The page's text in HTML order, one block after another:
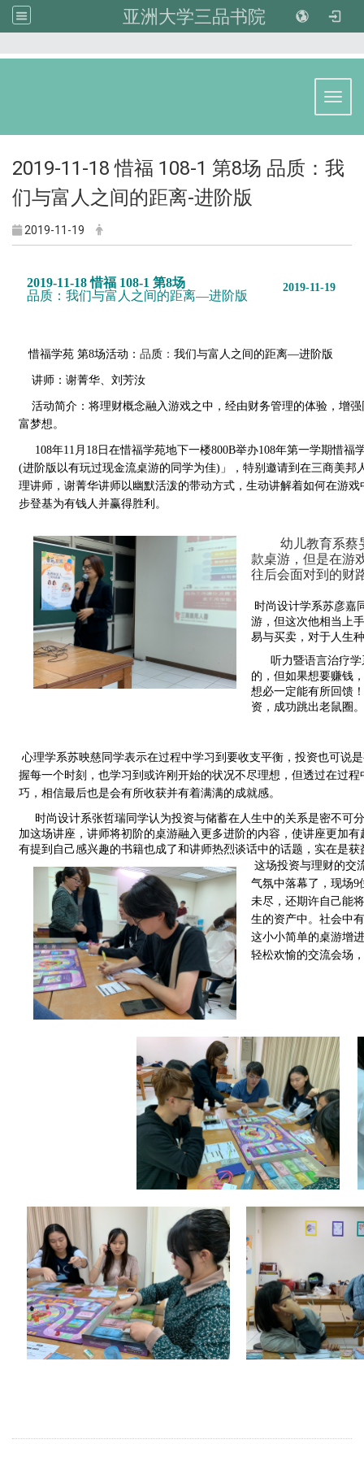
亚洲大学三品书院
2019-11-18 惜福 108-1 第8场 品质：我
们与富⼈之间的距离-进阶版
2019-11-19
2019-11-18 惜福 108-1 第8场
品质 ： 我们与富 ⼈ 之间的距离—进阶版
2019-11-19
惜福学苑 第8场活动： 品 质 ： 我们与富 ⼈ 之间的距离—进阶版
讲师： 谢菁华、刘芳汝
活动简介： 将理财概念融入游戏之中，经由财务管理的体验，增
富梦想。
108年11月18日在惜福学苑地下一楼800B举办108年第一学期惜
(进阶版以有玩过现金流桌游的同学为佳)」，特别邀请到在三商美
理讲师，谢菁华讲师以幽默活泼的带动方式，生动讲解着如何在游
步登基为有钱人并赢得胜利。
幼儿教育系蔡旻
款桌游，但是在游
往后会面对到的财
游，但这次他相当上
易与买卖，对于人生
听力暨语言治疗学
的，但如果想要赚钱
想必一定能有所回馈
资，成功跳出老鼠圈。
心理学系苏映慈同学表示在过程中学习到要收支平衡，投资也可说
握每一个时刻，也学习到或许刚开始的状况不尽理想，但透过在过程
巧，相信最后也是会有所收获并有着满满的成就感。
时尚设计系张哲瑞同学认为投资与储蓄在人生中的关系是密不可
加这场讲座，讲师将初阶的桌游融入更多进阶的内容，使讲座更加有
有提到自己感兴趣的书籍也成了和讲师热烈谈话中的话题，实在是获
气氛中落幕了，现场9
未尽，还期许自己能
生的资产中。社会中
这小小简单的桌游增
轻松欢愉的交流会场